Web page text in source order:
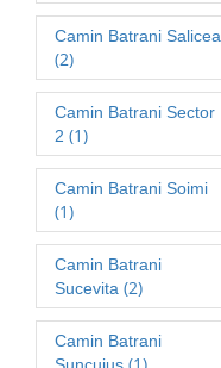
Camin Batrani Salicea
(2)
Camin Batrani Sector
2 (1)
Camin Batrani Soimi
(1)
Camin Batrani
Sucevita (2)
Camin Batrani